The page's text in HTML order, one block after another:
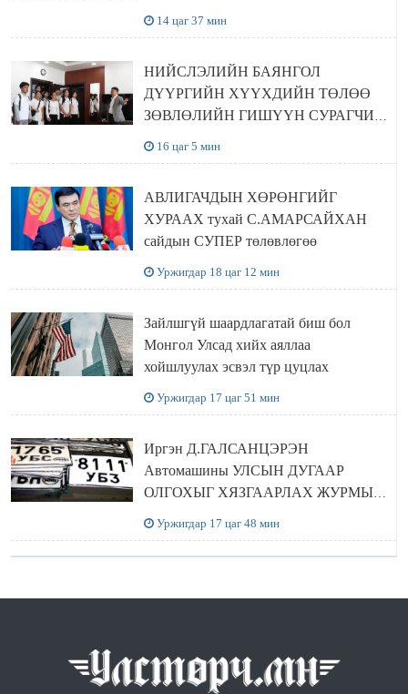
14 цаг 37 мин
НИЙСЛЭЛИЙН БАЯНГОЛ
ДҮҮРГИЙН ХҮҮХДИЙН ТӨЛӨӨ
ЗӨВЛӨЛИЙН ГИШҮҮН СУРАГЧИД
16 цаг 5 мин
АВЛИГАЧДЫН ХӨРӨНГИЙГ
ХУРААХ тухай С.АМАРСАЙХАН
сайдын СУПЕР төлөвлөгөө
Уржигдар 18 цаг 12 мин
Зайлшгүй шаардлагатай биш бол
Монгол Улсад хийх аяллаа
хойшлуулах эсвэл түр цуцлах
Уржигдар 17 цаг 51 мин
Иргэн Д.ГАЛСАНЦЭРЭН
Автомашины УЛСЫН ДУГААР
ОЛГОХЫГ ХЯЗГААРЛАХ ЖУРМЫГ
Уржигдар 17 цаг 48 мин